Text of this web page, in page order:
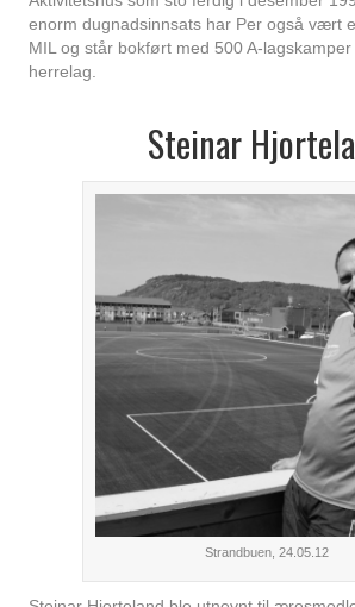
enorm dugnadsinnsats har Per også vært
MIL og står bokført med 500 A-
herrelag.
Steinar
Strandbuen, 24.05.12